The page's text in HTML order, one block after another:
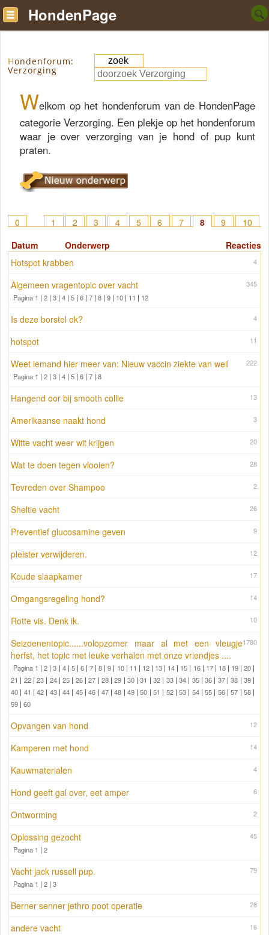
HondenPage
Hondenforum:
Verzorging
Welkom op het hondenforum van de HondenPage
categorie Verzorging. Een plekje op het hondenforum
waar je over verzorging van je hond of pup kunt
praten.
0 1 2 3 4 5 6 7 8 9
10
Reacties
Datum Onderwerp
4
Hotspot krabben
345
Algemeen vragentopic over vacht
Pagina 1 | 2 | 3 | 4 | 5 | 6 | 7 | 8 | 9 | 10 | 11 | 12
4
Is deze borstel ok?
11
hotspot
222
Weet iemand hier meer van: Nieuw vaccin ziekte van weil
Pagina 1 | 2 | 3 | 4 | 5 | 6 | 7 | 8
13
Hangend oor bij smooth collie
3
Amerikaanse naakt hond
20
Witte vacht weer wit krijgen
28
Wat te doen tegen vlooien?
2
Tevreden over Shampoo
26
Sheltie vacht
9
Preventief glucosamine geven
12
pleister verwijderen.
17
Koude slaapkamer
14
Omgangsregeling hond?
10
Rotte vis. Denk ik.
1780
Seizoenentopic......volopzomer maar al met een vleugje
herfst, het topic met leuke verhalen met onze vriendjes ....
Pagina 1 |2 |3 | 4| 5| 6|7 |8 |9 | 10| 11 | 12| 13 | 14 | 15 | 16| 17| 18| 19|20 |
21 | 22|23 | 24|25 | 26|27 | 28|29 | 30|31 |32 | 33|34 | 35|36 | 37|38 | 39|
40 | 41 |42 | 43|44 | 45|46 | 47|48 | 49|50 |51 | 52|53 | 54|55 | 56|57 | 58|
59 | 60
12
Opvangen van hond
14
Kamperen met hond
4
Kauwmaterialen
6
Hond geeft gal over, eet amper
2
Ontworming
45
Oplossing gezocht
Pagina 1 | 2
79
Vacht jack russell pup.
Pagina 1 | 2 | 3
28
Berner senner jethro poot operatie
16
andere vacht